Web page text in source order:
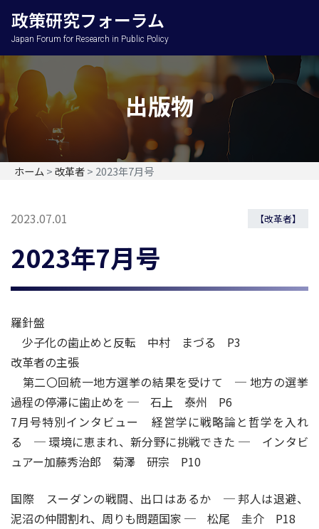
政策研究フォーラム
Japan Forum for Research in Public Policy
出版物
ホーム >改革者> 2023年7月号
2023.07.01 【改革者】
2023年7月号
羅針盤
少子化の歯止めと反転 中村 まづる P3
改革者の主張
第二〇回統一地方選挙の結果を受けて ─ 地方の選挙
過程の停滞に歯止めを ─ 石上 泰州 P6
7月号特別インタビュー 経営学に戦略論と哲学を入れ
る ─ 環境に恵まれ、新分野に挑戦できた ─ インタビ
ュアー加藤秀治郎 菊澤 研宗 P10
国際 スーダンの戦闘、出口はあるか ─ 邦人は退避、
泥沼の仲間割れ、周りも問題国家 ─ 松尾 圭介 P18